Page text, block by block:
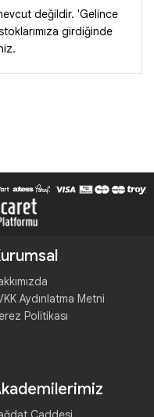
değildir. 'Gelince
girdiğinde
Aydınlatma Metni
Politikası